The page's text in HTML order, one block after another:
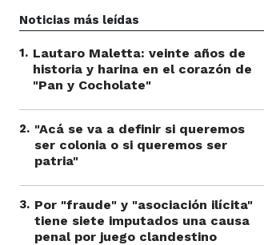
Noticias más leídas
1. Lautaro Maletta: veinte años de
historia y harina en el corazón de
"Pan y Cocholate"
2. "Acá se va a definir si queremos
ser colonia o si queremos ser
patria"
3. Por "fraude" y "asociación ilícita"
tiene siete imputados una causa
penal por juego clandestino